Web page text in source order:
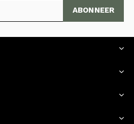
ABONNEER